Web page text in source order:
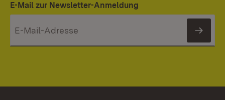
E-Mail zur Newsletter-Anmeldung